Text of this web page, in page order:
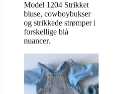
Model 1204 Strikket
bluse, cowboybukser
og strikkede strømper i
forskellige blå
nuancer.